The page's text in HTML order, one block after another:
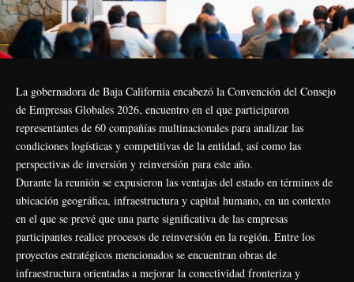
La gobernadora de Baja California encabezó la Convención del Consejo
de Empresas Globales 2026, encuentro en el que participaron
representantes de 60 compañías multinacionales para analizar las
condiciones logísticas y competitivas de la entidad, así como las
perspectivas de inversión y reinversión para este año.
Durante la reunión se expusieron las ventajas del estado en términos de
ubicación geográfica, infraestructura y capital humano, en un contexto
en el que se prevé que una parte significativa de las empresas
participantes realice procesos de reinversión en la región. Entre los
proyectos estratégicos mencionados se encuentran obras de
infraestructura orientadas a mejorar la conectividad fronteriza y